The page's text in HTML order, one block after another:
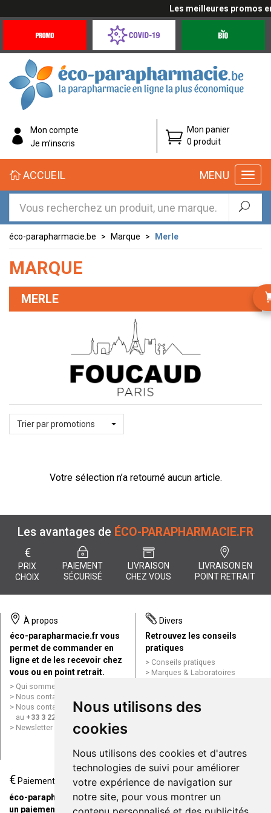
Nous utilisons des
cookies
Nous utilisons des cookies et d'autres
technologies de suivi pour améliorer
votre expérience de navigation sur
notre site, pour vous montrer un
Les meilleures promos
Offres
Coronavirus
éco-
parapharmacie.fr
éco-
parapharmacie.fr
Mon compte
Je m’inscris
Mon panier
0 produit
MENU
ACCUEIL
éco-parapharmacie.be Marque Merle
MARQUE
MERLE
Trier par promotions
Votre sélection n’a retourné aucun article.
Les avantages de ÉCO-PARAPHARMACIE.FR
€
PRIX
CHOIX
PAIEMENT
SÉCURISÉ
LIVRAISON
CHEZ VOUS
LIVRAISON EN
POINT RETRAIT
À propos
éco-parapharmacie.fr vous
permet de commander en
ligne et de les recevoir chez
vous ou en point retrait.
Qui sommes nous ?
Nous contacter par e-mail
Nous contacter par téléphone
au +33 3 22 71 64 10
Newsletter
Divers
Retrouvez les conseils
pratiques
Conseils pratiques
Marques & Laboratoires
Mentions légales
Données personnelles
ligne
€Paiement
éco-parapharmacie.fr offre
un paiement entièrement
Livraison / Point retrait
Commandez en ligne et
recevez votre commande